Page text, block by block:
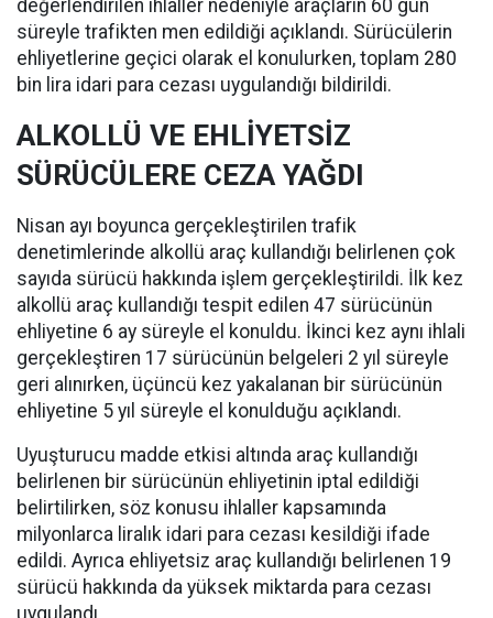
değerlendirilen ihlaller nedeniyle araçların 60 gün
süreyle trafikten men edildiği açıklandı. Sürücülerin
ehliyetlerine geçici olarak el konulurken, toplam 280
bin lira idari para cezası uygulandığı bildirildi.
ALKOLLÜ VE EHLİYETSİZ
SÜRÜCÜLERE CEZA YAĞDI
Nisan ayı boyunca gerçekleştirilen trafik
denetimlerinde alkollü araç kullandığı belirlenen çok
sayıda sürücü hakkında işlem gerçekleştirildi. İlk kez
alkollü araç kullandığı tespit edilen 47 sürücünün
ehliyetine 6 ay süreyle el konuldu. İkinci kez aynı ihlali
gerçekleştiren 17 sürücünün belgeleri 2 yıl süreyle
geri alınırken, üçüncü kez yakalanan bir sürücünün
ehliyetine 5 yıl süreyle el konulduğu açıklandı.
Uyuşturucu madde etkisi altında araç kullandığı
belirlenen bir sürücünün ehliyetinin iptal edildiği
belirtilirken, söz konusu ihlaller kapsamında
milyonlarca liralık idari para cezası kesildiği ifade
edildi. Ayrıca ehliyetsiz araç kullandığı belirlenen 19
sürücü hakkında da yüksek miktarda para cezası